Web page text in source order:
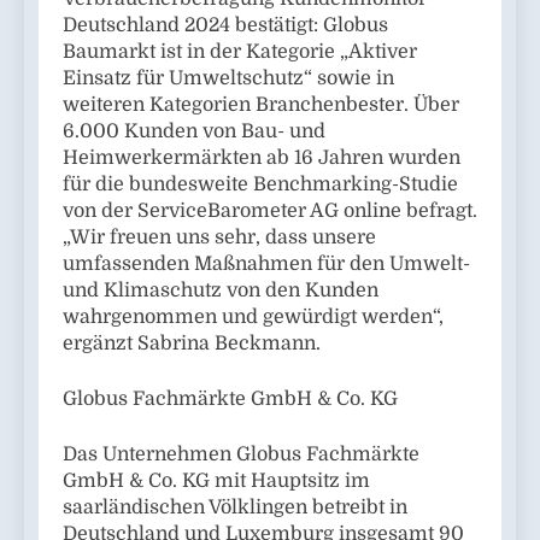
Deutschland 2024 bestätigt: Globus
Baumarkt ist in der Kategorie „Aktiver
Einsatz für Umweltschutz“ sowie in
weiteren Kategorien Branchenbester. Über
6.000 Kunden von Bau- und
Heimwerkermärkten ab 16 Jahren wurden
für die bundesweite Benchmarking-Studie
von der ServiceBarometer AG online befragt.
„Wir freuen uns sehr, dass unsere
umfassenden Maßnahmen für den Umwelt-
und Klimaschutz von den Kunden
wahrgenommen und gewürdigt werden“,
ergänzt Sabrina Beckmann.
Globus Fachmärkte GmbH & Co. KG
Das Unternehmen Globus Fachmärkte
GmbH & Co. KG mit Hauptsitz im
saarländischen Völklingen betreibt in
Deutschland und Luxemburg insgesamt 90